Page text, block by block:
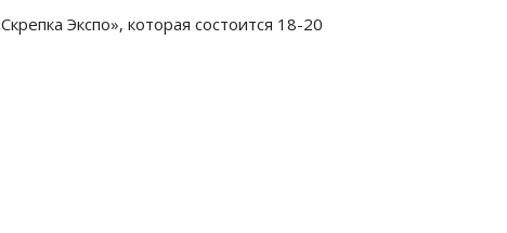
Экспо», которая состоится 18-20